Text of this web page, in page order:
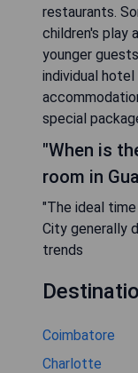
restaurants.
children's play
younger
individual
special
"When is
room in
"The ideal
City generally
trends
Coimbatore
Charlotte